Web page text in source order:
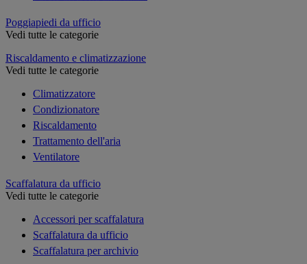
Poggiapiedi da ufficio
Vedi tutte le categorie
Riscaldamento e climatizzazione
Vedi tutte le categorie
Climatizzatore
Condizionatore
Riscaldamento
Trattamento dell'aria
Ventilatore
Scaffalatura da ufficio
Vedi tutte le categorie
Accessori per scaffalatura
Scaffalatura da ufficio
Scaffalatura per archivio